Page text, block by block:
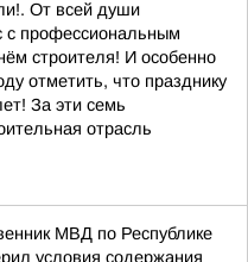
От всей души
с профессиональным
строителя! И особенно
отметить, что празднику
За эти семь
отрасль
МВД по Республике
условия содержания